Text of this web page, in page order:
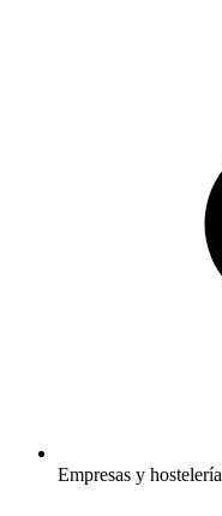
Empresas y hostelería